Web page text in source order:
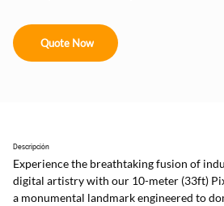
Quote Now
Descripción
Experience the breathtaking fusion of
digital artistry with our 10-meter (33ft)
a monumental landmark engineered to